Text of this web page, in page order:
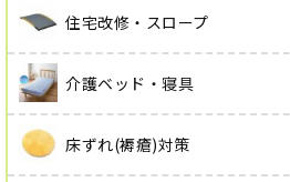
住宅改修・スロープ
介護ベッド・寝具
床ずれ(褥瘡)対策